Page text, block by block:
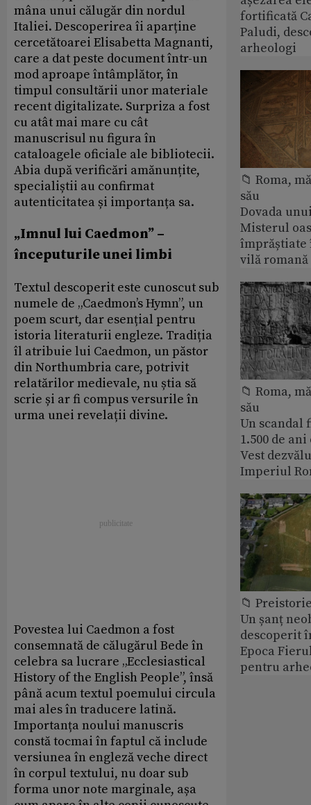
mâna unui călugăr din nordul
Italiei. Descoperirea îi aparține
cercetătoarei Elisabetta Magnanti,
care a dat peste document într-un
mod aproape întâmplător, în
timpul consultării unor materiale
recent digitalizate. Surpriza a fost
cu atât mai mare cu cât
manuscrisul nu figura în
cataloagele oficiale ale bibliotecii.
Abia după verificări amănunțite,
specialiștii au confirmat
autenticitatea și importanța sa.
„Imnul lui Caedmon” –
începuturile unei limbi
Textul descoperit este cunoscut sub
numele de „Caedmon’s Hymn”, un
poem scurt, dar esențial pentru
istoria literaturii engleze. Tradiția
îl atribuie lui Caedmon, un păstor
din Northumbria care, potrivit
relatărilor medievale, nu știa să
scrie și ar fi compus versurile în
urma unei revelații divine.
Povestea lui Caedmon a fost
consemnată de călugărul Bede în
celebra sa lucrare „Ecclesiastical
History of the English People”, însă
până acum textul poemului circula
mai ales în traducere latină.
Importanța noului manuscris
constă tocmai în faptul că include
versiunea în engleză veche direct
în corpul textului, nu doar sub
forma unor note marginale, așa
fortificată
Paludi,
arheologi
📁 Roma,
său
Dovada
Misterul
împrăștiate
vilă romană
📁 Roma,
său
Un scandal
1.500 de
Vest
Imperiul
📁
Un șanț
descoperit
Epoca
pentru